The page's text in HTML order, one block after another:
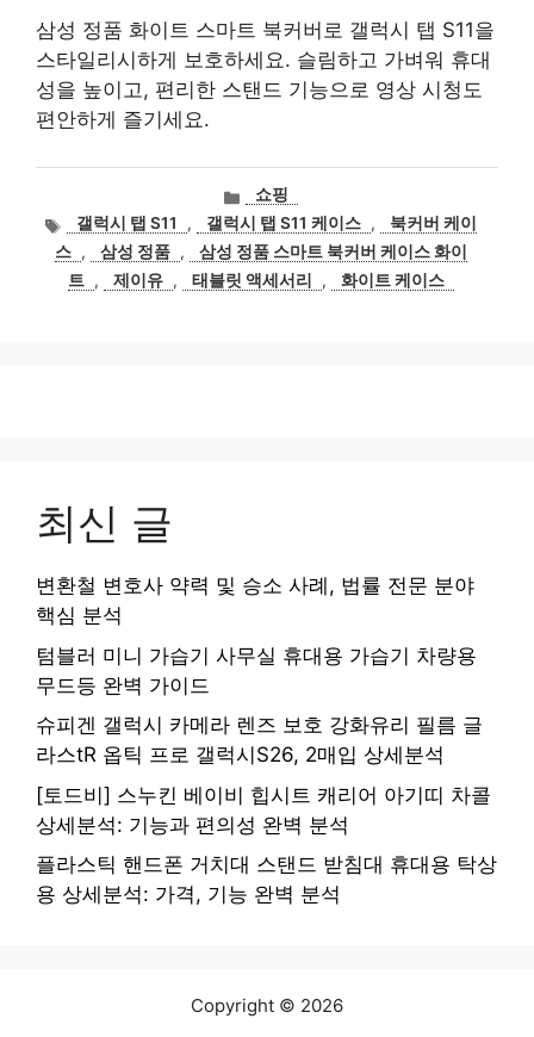
삼성 정품 화이트 스마트 북커버로 갤럭시 탭 S11을
스타일리시하게 보호하세요. 슬림하고 가벼워 휴대
성을 높이고, 편리한 스탠드 기능으로 영상 시청도
편안하게 즐기세요.
카
테
고
리
쇼핑
태갤럭시 탭 S11 , 갤럭시 탭 S11 케이스 ,
북커버 케이
스 , 삼성 정품 ,
삼성 정품 스마트 북커버 케이스 화이
트 , 제이유 , 태블릿 액세서리 , 화이트 케이스
최신 글
변환철 변호사 약력 및 승소 사례, 법률 전문 분야
핵심 분석
텀블러 미니 가습기 사무실 휴대용 가습기 차량용
무드등 완벽 가이드
슈피겐 갤럭시 카메라 렌즈 보호 강화유리 필름 글
라스tR 옵틱 프로 갤럭시S26, 2매입 상세분석
[토드비] 스누킨 베이비 힙시트 캐리어 아기띠 차콜
상세분석: 기능과 편의성 완벽 분석
플라스틱 핸드폰 거치대 스탠드 받침대 휴대용 탁상
용 상세분석: 가격, 기능 완벽 분석
Copyright © 2026